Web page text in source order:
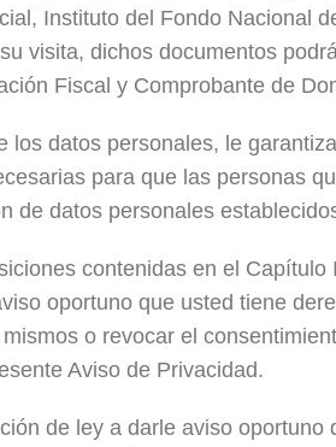
Instituto del Fondo Nacional
visita, dichos documentos
Fiscal y Comprobante de
los datos personales, le
para que las personas
de datos personales
contenidas en el Capítulo
oportuno que usted tiene
o revocar el
Aviso de Privacidad.
de ley a darle aviso oportuno